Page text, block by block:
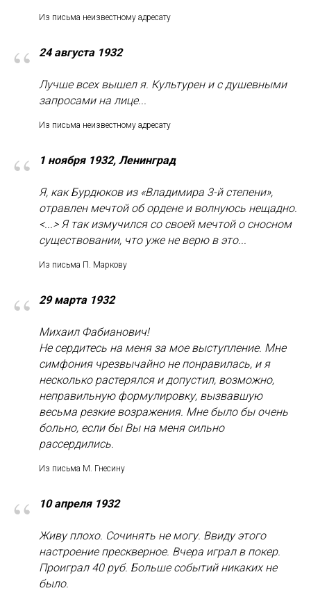
Из письма неизвестному адресату
“ 24 августа 1932
Лучше всех вышел я. Культурен и с душевными
запросами на лице...
Из письма неизвестному адресату
“ 1 ноября 1932, Ленинград
Я, как Бурдюков из «Владимира 3-й степени»,
отравлен мечтой об ордене и волнуюсь нещадно.
<...> Я так измучился со своей мечтой о сносном
существовании, что уже не верю в это...
Из письма П. Маркову
“ 29 марта 1932
Михаил Фабианович!
Не сердитесь на меня за мое выступление. Мне
симфония чрезвычайно не понравилась, и я
несколько растерялся и допустил, возможно,
неправильную формулировку, вызвавшую
весьма резкие возражения. Мне было бы очень
больно, если бы Вы на меня сильно
рассердились.
Из письма М. Гнесину
“ 10 апреля 1932
Живу плохо. Сочинять не могу. Ввиду этого
настроение прескверное. Вчера играл в покер.
Проиграл 40 руб. Больше событий никаких не
было.